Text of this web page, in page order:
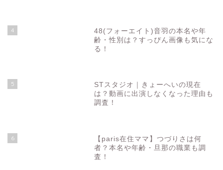
4
48(フォーエイト)音羽の本名や年
齢・性別は？すっぴん画像も気にな
る！
5
STスタジオ｜きょーへいの現在
は？動画に出演しなくなった理由も
調査！
6
【paris在住ママ】つづりさは何
者？本名や年齢・旦那の職業も調
査！